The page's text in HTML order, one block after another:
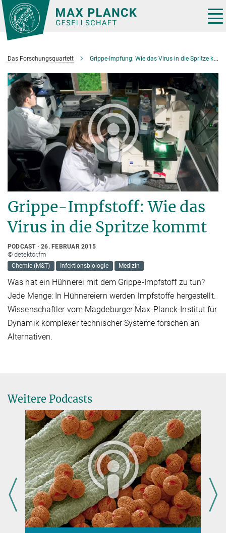
Hauptinhalt
Das Forschungsquartett Grippe-Impfung: Wie das Virus in die Spritze kommt
Grippe-Impfstoff: Wie das
Virus in die Spritze kommt
PODCAST 26. FEBRUAR 2015
© detektor.fm
Chemie (M&T) Infektionsbiologie Medizin
Was hat ein Hühnerei mit dem Grippe-Impfstoff zu tun?
Jede Menge: In Hühnereiern werden Impfstoffe hergestellt.
Wissenschaftler vom Magdeburger Max-Planck-Institut für
Dynamik komplexer technischer Systeme forschen an
Alternativen.
Weitere Podcasts